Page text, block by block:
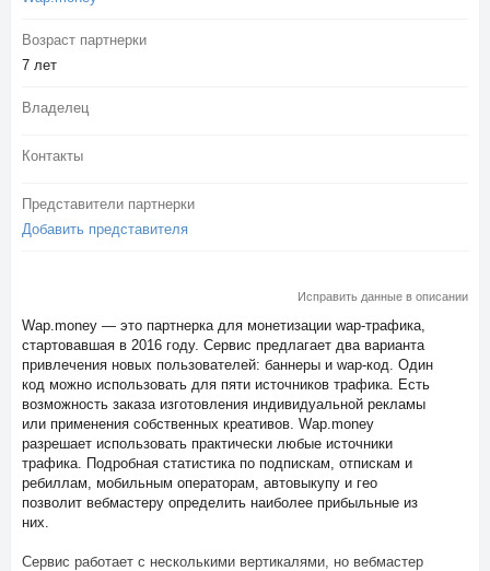
Возраст партнерки
7 лет
Владелец
Контакты
Представители партнерки
Добавить представителя
Исправить данные в описании
Wap.money — это партнерка для монетизации wap-трафика,
стартовавшая в 2016 году. Сервис предлагает два варианта
привлечения новых пользователей: баннеры и wap-код. Один
код можно использовать для пяти источников трафика. Есть
возможность заказа изготовления индивидуальной рекламы
или применения собственных креативов. Wap.money
разрешает использовать практически любые источники
трафика. Подробная статистика по подпискам, отпискам и
ребиллам, мобильным операторам, автовыкупу и гео
позволит вебмастеру определить наиболее прибыльные из
них.
Сервис работает с несколькими вертикалями, но вебмастер